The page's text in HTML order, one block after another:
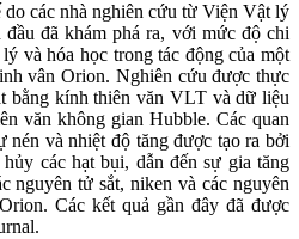
các nhà nghiên cứu từ Viện Vật lý
đã khám phá ra, với mức độ chi
và hóa học trong tác động của một
vân Orion. Nghiên cứu được thực
bằng kính thiên văn VLT và dữ liệu
văn không gian Hubble. Các quan
nén và nhiệt độ tăng được tạo ra bởi
các hạt bụi, dẫn đến sự gia tăng
nguyên tử sắt, niken và các nguyên
Các kết quả gần đây đã được